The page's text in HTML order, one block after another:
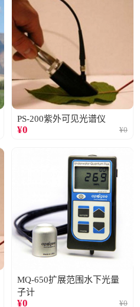
PS-200紫外可见光谱仪
¥0 ¥0
MQ-650扩展范围水下光量
子计
¥0 ¥0